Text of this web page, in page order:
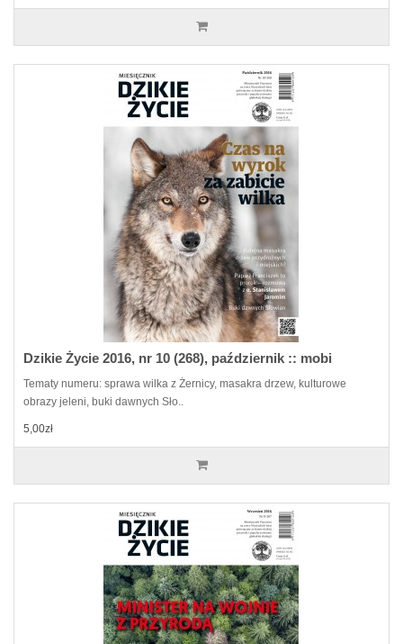
Dzikie Życie 2016, nr 10 (268), październik :: mobi
Tematy numeru: sprawa wilka z Żernicy, masakra drzew, kulturowe
obrazy jeleni, buki dawnych Sło..
5,00zł